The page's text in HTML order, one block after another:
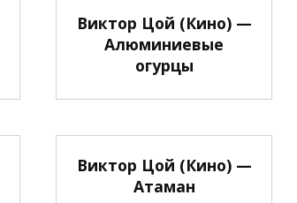
Виктор Цой (Кино) —
Алюминиевые
огурцы
Виктор Цой (Кино) —
Атаман